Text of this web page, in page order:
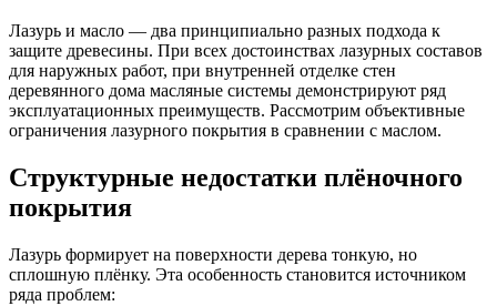
Лазурь и масло — два принципиально разных подхода к
защите древесины. При всех достоинствах лазурных составов
для наружных работ, при внутренней отделке стен
деревянного дома масляные системы демонстрируют ряд
эксплуатационных преимуществ. Рассмотрим объективные
ограничения лазурного покрытия в сравнении с маслом.
Структурные недостатки плёночного
покрытия
Лазурь формирует на поверхности дерева тонкую, но
сплошную плёнку. Эта особенность становится источником
ряда проблем: